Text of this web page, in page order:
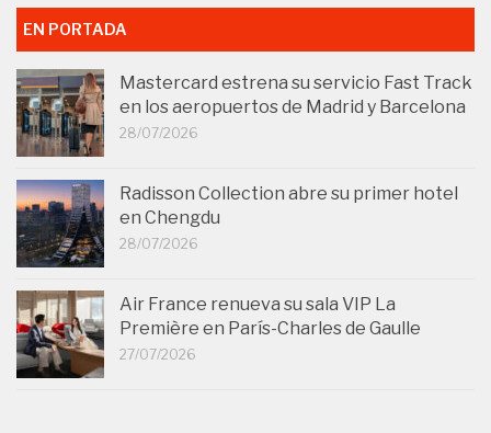
EN PORTADA
Mastercard estrena su servicio Fast Track
en los aeropuertos de Madrid y Barcelona
28/07/2026
Radisson Collection abre su primer hotel
en Chengdu
28/07/2026
Air France renueva su sala VIP La
Première en París-Charles de Gaulle
27/07/2026